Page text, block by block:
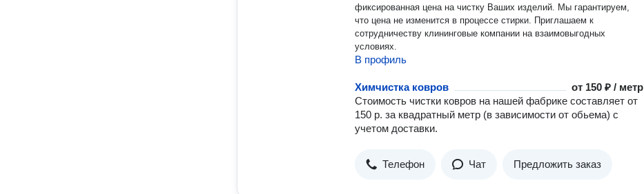
фиксированная цена на чистку Ваших изделий. Мы гарантируем,
что цена не изменится в процессе стирки. Приглашаем к
сотрудничеству клининговые компании на взаимовыгодных
условиях.
В профиль
Химчистка ковров от 150 ₽ / метр
Стоимость чистки ковров на нашей фабрике составляет от
150 р. за квадратный метр (в зависимости от обьема) с
учетом доставки.
Телефон Чат Предложить заказ